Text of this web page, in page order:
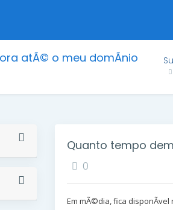
atÃ© o meu domÃ­nio
Quanto tempo
0
Em mÃ©dia, fica disponÃ­vel